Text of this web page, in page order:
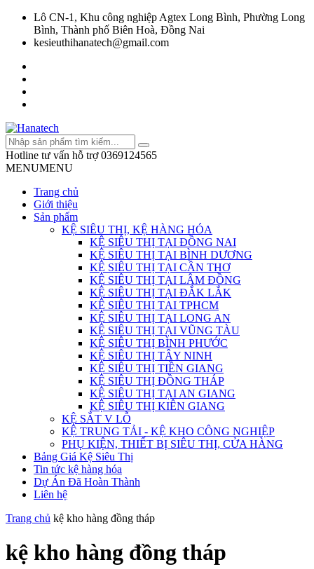
Lô CN-1, Khu công nghiệp Agtex Long Bình, Phường Long
Bình, Thành phố Biên Hoà, Đồng Nai
kesieuthihanatech@gmail.com
Hotline tư vấn hỗ trợ 0369124565
MENUMENU
Trang chủ
Giới thiệu
Sản phẩm
KỆ SIÊU THỊ, KỆ HÀNG HÓA
KỆ SIÊU THỊ TẠI ĐỒNG NAI
KỆ SIÊU THỊ TẠI BÌNH DƯƠNG
KỆ SIÊU THỊ TẠI CẦN THƠ
KỆ SIÊU THỊ TẠI LÂM ĐỒNG
KỆ SIÊU THỊ TẠI ĐẮK LẮK
KỆ SIÊU THỊ TẠI TPHCM
KỆ SIÊU THỊ TẠI LONG AN
KỆ SIÊU THỊ TẠI VŨNG TÀU
KỆ SIÊU THỊ BÌNH PHƯỚC
KỆ SIÊU THỊ TÂY NINH
KỆ SIÊU THỊ TIỀN GIANG
KỆ SIÊU THỊ ĐỒNG THÁP
KỆ SIÊU THỊ TẠI AN GIANG
KỆ SIÊU THỊ KIÊN GIANG
KỆ SẮT V LỖ
KỆ TRUNG TẢI - KỆ KHO CÔNG NGHIỆP
PHỤ KIỆN, THIẾT BỊ SIÊU THỊ, CỬA HÀNG
Bảng Giá Kệ Siêu Thị
Tin tức kệ hàng hóa
Dự Án Đã Hoàn Thành
Liên hệ
Trang chủ kệ kho hàng đồng tháp
kệ kho hàng đồng tháp